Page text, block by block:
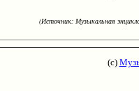
(Источник: Музыкальная
(с)